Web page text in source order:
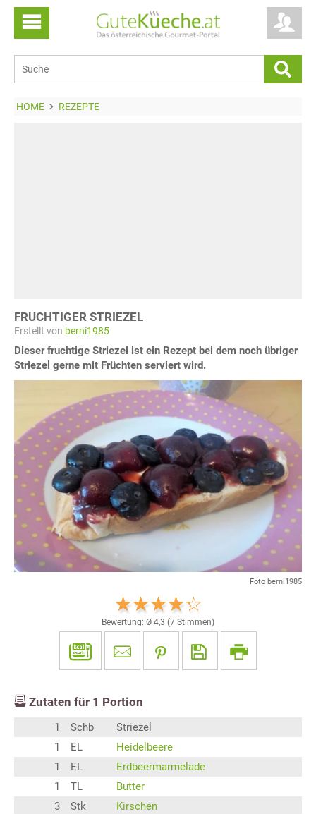
HOME REZEPTE
FRUCHTIGER STRIEZEL
Erstellt von berni1985
Dieser fruchtige Striezel ist ein Rezept bei dem noch übriger
Striezel gerne mit Früchten serviert wird.
Foto berni1985
Bewertung: Ø 4,3 (7 Stimmen)
Zutaten für 1 Portion
1 Schb
Striezel
1
EL
Heidelbeere
1
EL
Erdbeermarmelade
1
TL
Butter
3
Stk Kirschen